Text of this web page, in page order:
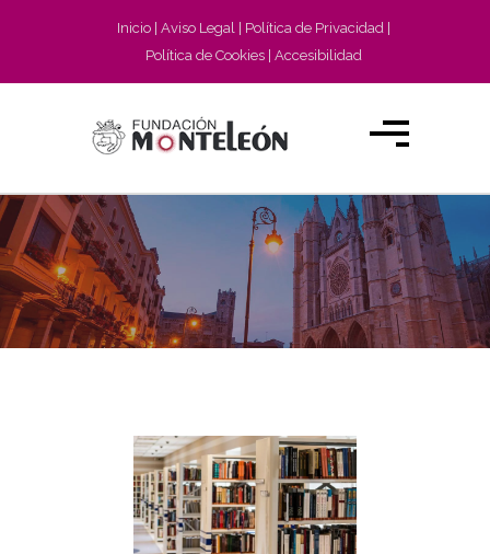
Inicio Aviso Legal
Política de Privacidad
Política de Cookies
Accesibilidad